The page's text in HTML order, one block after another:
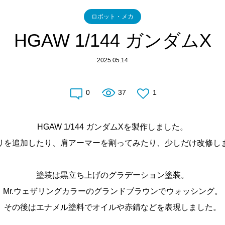
ロボット・メカ
HGAW 1/144 ガンダムX
2025.05.14
0 37 1
HGAW 1/144 ガンダムXを製作しました。
を追加したり、肩アーマーを割ってみたり、少しだけ改修し
塗装は黒立ち上げのグラデーション塗装。
Mr.ウェザリングカラーのグランドブラウンでウォッシング。
その後はエナメル塗料でオイルや赤錆などを表現しました。